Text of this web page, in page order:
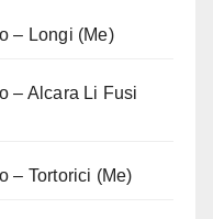
– Longi (Me)
– Alcara Li Fusi
– Tortorici (Me)